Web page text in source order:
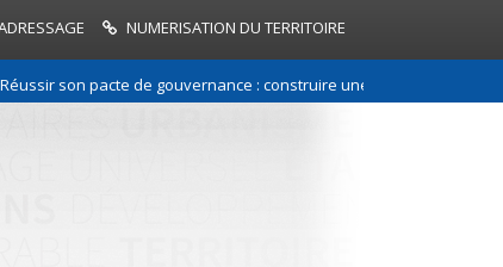
NUMERISATION DU TERRITOIRE
son pacte de gouvernance : construire une relation de